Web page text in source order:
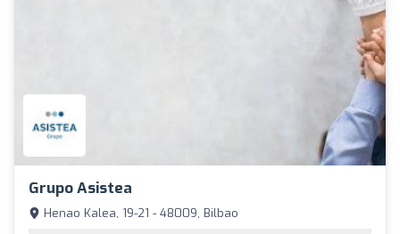
Grupo Asistea
Henao Kalea, 19-21 - 48009, Bilbao